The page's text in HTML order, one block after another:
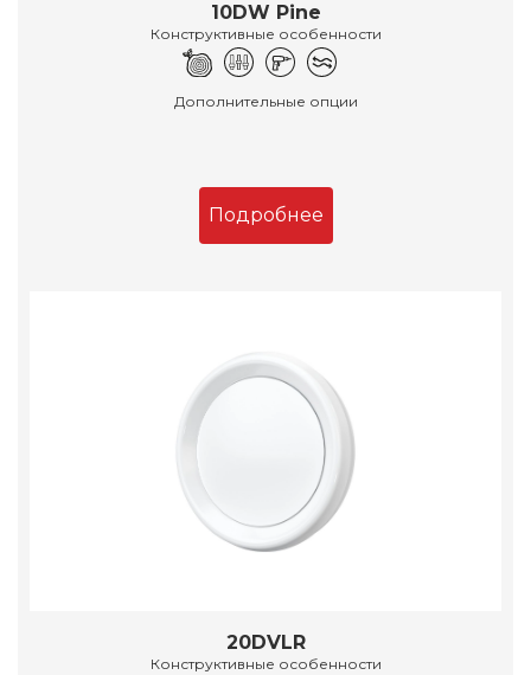
10DW Pine
Конструктивные особенности
Дополнительные опции
Подробнее
20DVLR
Конструктивные особенности